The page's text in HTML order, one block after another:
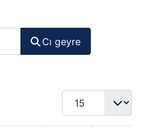
Cı geyre
Display #